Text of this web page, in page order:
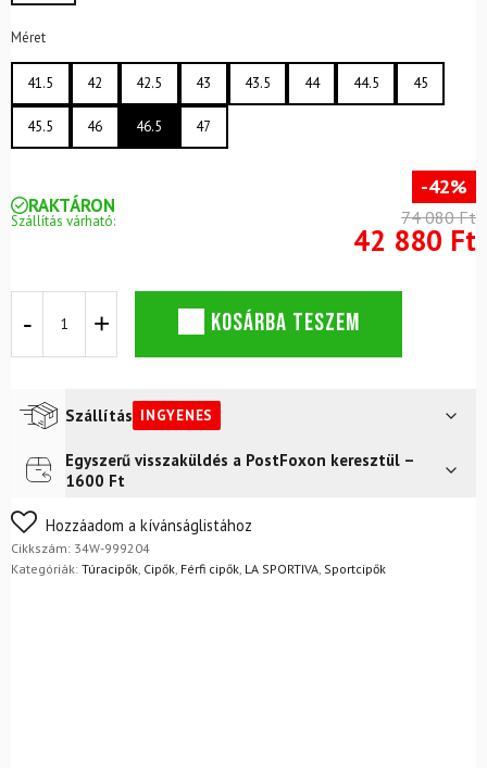
Méret
41.5 42 42.5 43 43.5 44 44.5 45
45.5 46 46.5 47
RAKTÁRON
Szállítás várható:
-42%
74 080 Ft
42 880 Ft
LA
GTX
GoreTex
mennyiség
KOSÁRBA TESZEM
Szállítás INGYENES
Futár a címreIngyenes
FoxPost
Egyszerű visszaküldés a PostFoxon keresztül –
1600 Ft
Nem biztos a választásában? Semmi gond – a terméket
egyszerűen visszaküldheti 14 napon belül, indoklás nélkül.
Mik a visszaküldés feltételei?
Hozzáadom a kívánságlistához
Cikkszám: 34W-999204
Kategóriák: Túracipők Cipők Férfi cipők LA SPORTIVA Sportcipők